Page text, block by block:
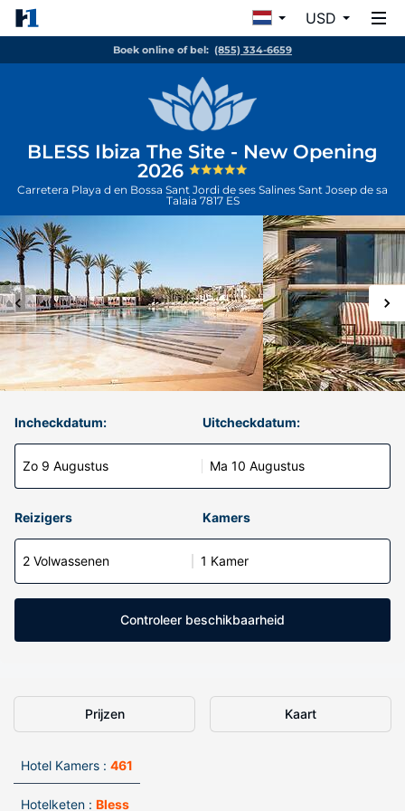
USD
Boek online of bel: (855) 334-6659
BLESS Ibiza The Site - New Opening
2026
Carretera Playa d en Bossa Sant Jordi de ses Salines Sant Josep de sa
Talaia 7817 ES
Incheckdatum:
Zo 9 Augustus
Uitcheckdatum:
Ma 10 Augustus
Reizigers Kamers
2 Volwassenen 1 Kamer
Controleer beschikbaarheid
Prijzen Kaart
Hotel Kamers : 461
Hotelketen : Bless